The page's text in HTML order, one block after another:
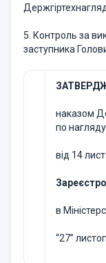
5. Контроль за
заступника
наказом
по
від 14
в
“27”